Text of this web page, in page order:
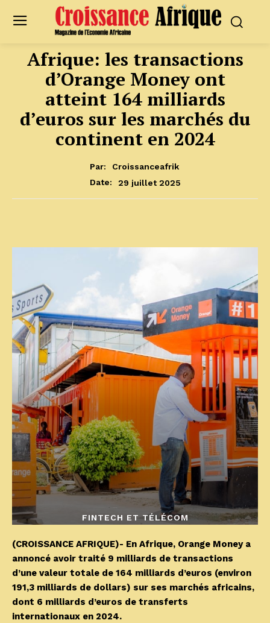
Afrique: les transactions
d’Orange Money ont
atteint 164 milliards
d’euros sur les marchés du
continent en 2024
Par:
Croissanceafrik
Date:
29 juillet 2025
FINTECH ET TÉLÉCOM
(CROISSANCE AFRIQUE)- En Afrique, Orange Money a
annoncé avoir traité 9 milliards de transactions
d’une valeur totale de 164 milliards d’euros (environ
191,3 milliards de dollars) sur ses marchés africains,
dont 6 milliards d’euros de transferts
internationaux en 2024.